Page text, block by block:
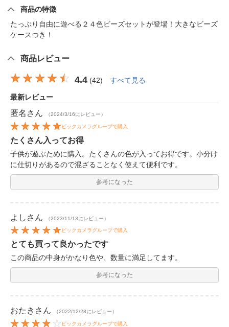
商品の特徴
たっぷり自由に遊べる２４色ビーズセットが登場！大きなビーズ
ケースつき！
商品レビュー
4.4 (42) すべて見る
最新レビュー
匿名 さん （2024/3/16にレビュー）
ビックカメラグループで購入
たくさん入ってお得
子供が遊ぶために購入。たくさんの色が入ってお得です。小分け
に仕切りがあるので混ざることなく使えて便利です。
参考になった
よし さん （2023/11/13にレビュー）
ビックカメラグループで購入
とても買って良かったです
この商品の中身がかなり色や、数量に満足してます。
参考になった
おたき さん （2022/12/28にレビュー）
ビックカメラグループで購入